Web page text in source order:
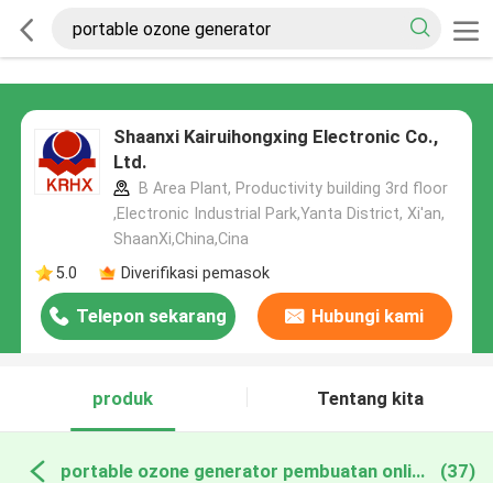
Shaanxi Kairuihongxing Electronic Co.,
Ltd.
B Area Plant, Productivity building 3rd floor
,Electronic Industrial Park,Yanta District, Xi'an,
ShaanXi,China,Cina
5.0
Diverifikasi pemasok
Telepon sekarang Hubungi kami
produk Tentang kita
portable ozone generator pembuatan online (37)